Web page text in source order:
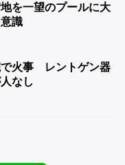
を一望のプールに大
識
で火事 レントゲン器
なし